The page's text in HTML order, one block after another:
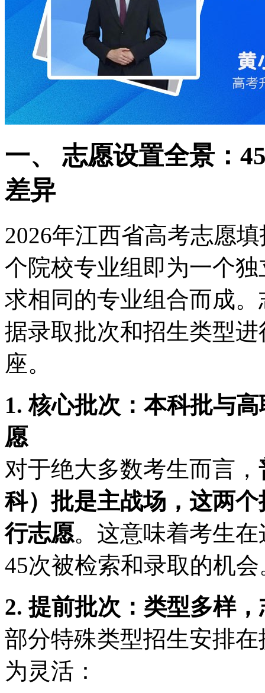
一、 志愿设置全景：
差异
2026年江西省高考志愿
个院校专业组即为一个
求相同的专业组合而成
据录取批次和招生类型
座。
1. 核心批次：本科批与
愿
对于绝大多数考生而言，
科）批是主战场，这两
行志愿。这意味着考生
45次被检索和录取的机会
2. 提前批次：类型多样
部分特殊类型招生安排
为灵活：